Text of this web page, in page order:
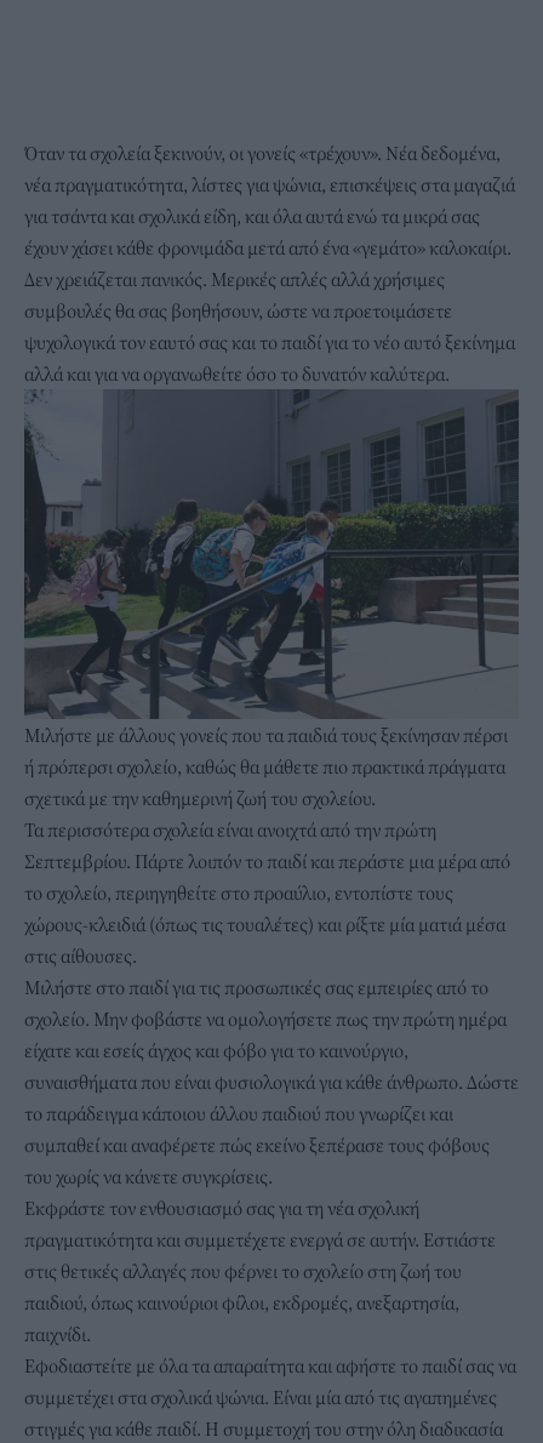
Όταν τα σχολεία ξεκινούν, οι γονείς «τρέχουν». Νέα δεδομένα,
νέα πραγματικότητα, λίστες για ψώνια, επισκέψεις στα μαγαζιά
γιατσάντα και σχολικά είδη, και όλα αυτά ενώ τα μικρά σας
έχουν χάσει κάθε φρονιμάδα μετά από ένα «γεμάτο» καλοκαίρι.
Δεν χρειάζεται πανικός. Μερικές απλές αλλά χρήσιμες
συμβουλές θα σας βοηθήσουν, ώστε να προετοιμάσετε
ψυχολογικά τον εαυτό σας και το παιδί για το νέο αυτό ξεκίνημα
αλλά και για να οργανωθείτε όσο το δυνατόν καλύτερα.
Μιλήστε με άλλους γονείς που τα παιδιά τους ξεκίνησαν πέρσι
ή πρόπερσι σχολείο, καθώς θα μάθετε πιο πρακτικά πράγματα
σχετικά με την καθημερινή ζωή του σχολείου.
Τα περισσότερα σχολεία είναι ανοιχτά από την πρώτη
Σεπτεμβρίου. Πάρτε λοιπόν το παιδί και περάστε μια μέρα από
το σχολείο, περιηγηθείτε στο προαύλιο, εντοπίστε τους
χώρους-κλειδιά (όπως τις τουαλέτες) και ρίξτε μία ματιά μέσα
στις αίθουσες.
Μιλήστε στο παιδί για τις προσωπικές σας εμπειρίες από το
σχολείο. Μην φοβάστε να ομολογήσετε πως την πρώτη ημέρα
είχατε και εσείς άγχος και φόβο για το καινούργιο,
συναισθήματα που είναι φυσιολογικά για κάθε άνθρωπο. Δώστε
το παράδειγμα κάποιου άλλου παιδιού που γνωρίζει και
συμπαθεί και αναφέρετε πώς εκείνο ξεπέρασε τους φόβους
του χωρίς να κάνετε συγκρίσεις.
Εκφράστε τον ενθουσιασμό σας για τη νέα σχολική
πραγματικότητα και συμμετέχετε ενεργά σε αυτήν. Εστιάστε
στις θετικές αλλαγές που φέρνει το σχολείο στη ζωή του
παιδιού, όπως καινούριοι φίλοι, εκδρομές, ανεξαρτησία,
παιχνίδι.
Εφοδιαστείτε με όλα τα απαραίτητα και αφήστε το παιδί σας να
συμμετέχει στα σχολικά ψώνια. Είναι μία από τις αγαπημένες
στιγμές για κάθε παιδί. Η συμμετοχή του στην όλη διαδικασία